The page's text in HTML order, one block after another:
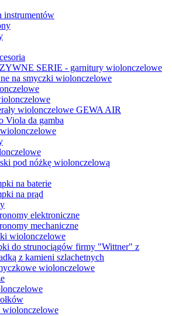
instrumentów
SERIE - garnitury wiolonczelowe
na smyczki wiolonczelowe
wiolonczelowe GEWA AIR
Viola da gamba
pod nóżkę wiolonczelową
na baterie
na prąd
elektroniczne
mechaniczne
wiolonczelowe
do strunociągów firmy "Wittner" z
z kamieni szlachetnych
wiolonczelowe
wiolonczelowe